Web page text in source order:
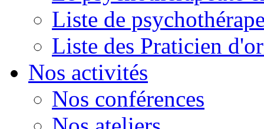
Liste de
Liste des Praticien
Nos activités
Nos conférences